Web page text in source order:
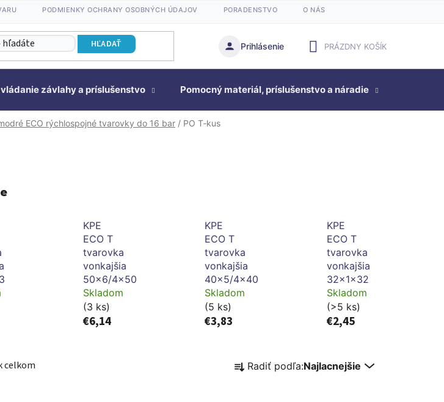
PODMIENKY OCHRANY OSOBNÝCH ÚDAJOV PORADENSTVO O NÁS
HĽADAŤ Prihlásenie
KOŠÍK
PRÁZDNY KOŠÍK
závlahy a príslušenstvo Pomocný materiál, príslušenstvo a náradie
ECO rýchlospojné tvarovky do 16 bar / PO T‑kus
KPE
ECO T
tvarovka
vonkajšia
50x6/4x50
Skladom
(3 ks)
€6,14
KPE
ECO T
tvarovka
vonkajšia
40x5/4x40
Skladom
(5 ks)
€3,83
KPE
ECO T
tvarovka
vonkajšia
32x1x32
Skladom
(>5 ks)
€2,45
celkom
a Radiť podľa:Najlacnejšie